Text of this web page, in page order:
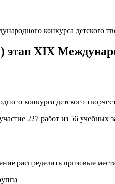
конкурса детского
XIX
конкурса детского
227 работ из 56 учебных
распределить призовые